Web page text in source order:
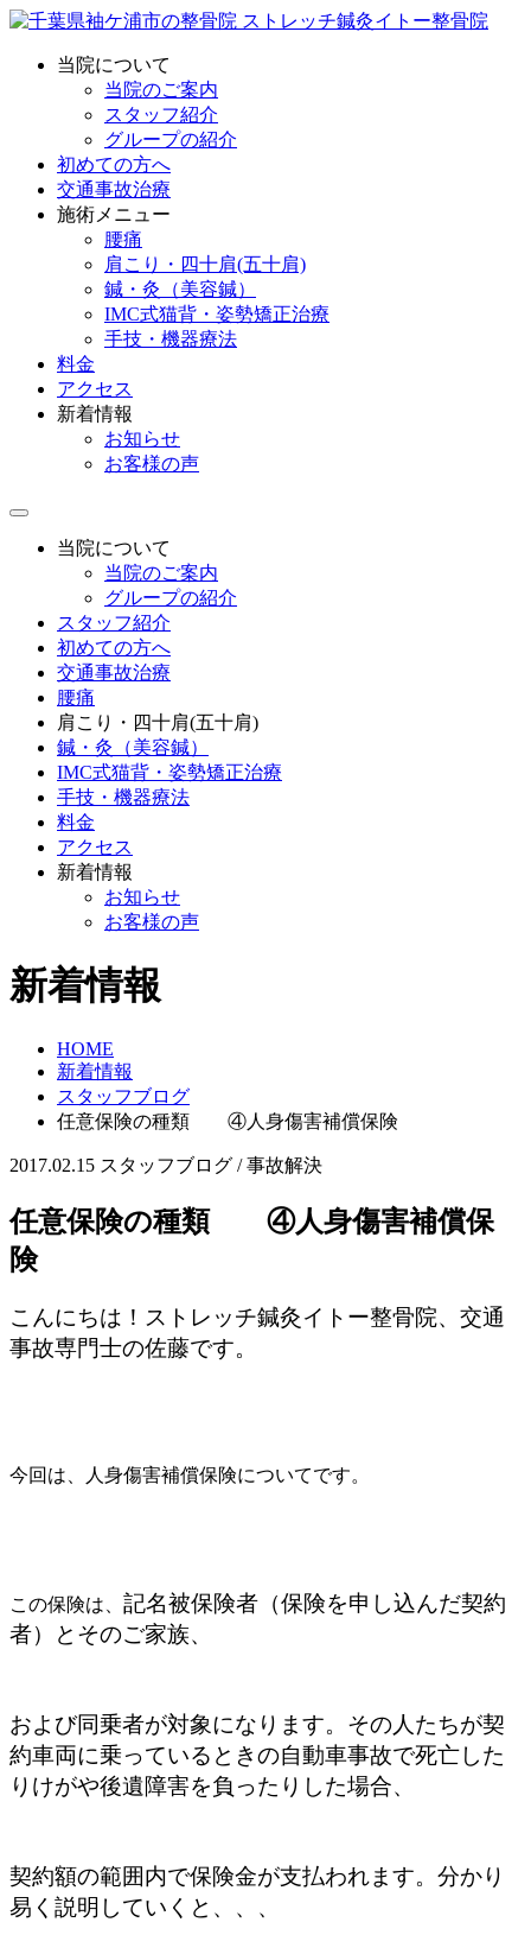
当院について
当院のご案内
スタッフ紹介
グループの紹介
初めての方へ
交通事故治療
施術メニュー
腰痛
肩こり・四十肩(五十肩)
鍼・灸（美容鍼）
IMC式猫背・姿勢矯正治療
手技・機器療法
料金
アクセス
新着情報
お知らせ
お客様の声
当院について
当院のご案内
グループの紹介
スタッフ紹介
初めての方へ
交通事故治療
腰痛
肩こり・四十肩(五十肩)
鍼・灸（美容鍼）
IMC式猫背・姿勢矯正治療
手技・機器療法
料金
アクセス
新着情報
お知らせ
お客様の声
新着情報
HOME
新着情報
スタッフブログ
任意保険の種類 ④人身傷害補償保険
2017.02.15 スタッフブログ / 事故解決
任意保険の種類 ④人身傷害補償保
険
こんにちは！ストレッチ鍼灸イトー整骨院、交通
事故専門士の佐藤です。
今回は、人身傷害補償保険についてです。
この保険は、 記名被保険者（保険を申し込んだ契約
者）とそのご家族、
および同乗者が対象になります。その人たちが契
約車両に乗っているときの自動車事故で死亡した
りけがや後遺障害を負ったりした場合、
契約額の範囲内で保険金が支払われます。分かり
易く説明していくと、、、